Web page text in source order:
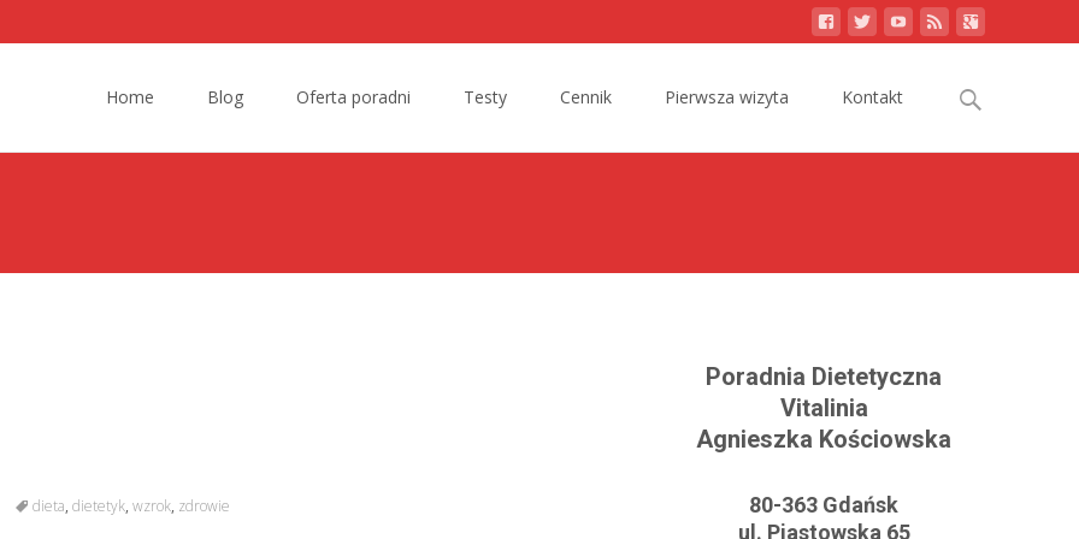
Home
Blog Oferta poradni Testy Cennik Pierwsza wizyta Kontakt
Search
dieta, dietetyk, wzrok, zdrowie
Poradnia Dietetyczna
Vitalinia
Agnieszka Kościowska
80-363 Gdańsk
ul. Piastowska 65